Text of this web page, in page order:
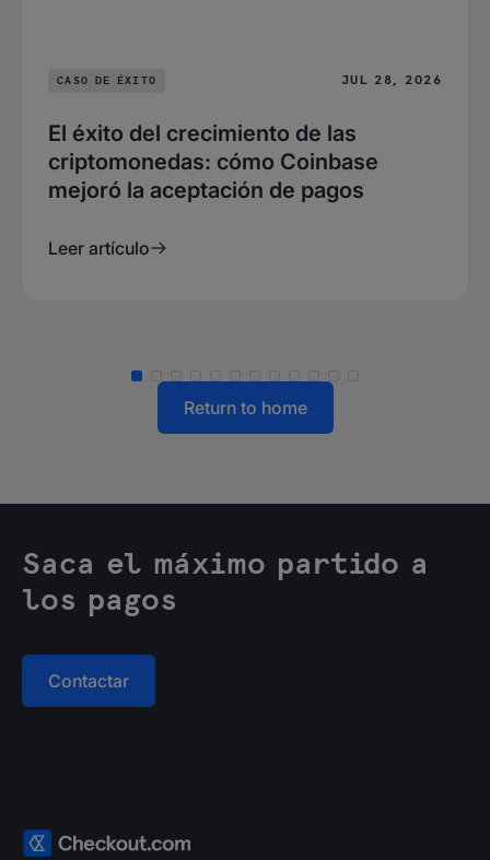
CASO DE ÉXITO JUL 28, 2026
El éxito del crecimiento de las
criptomonedas: cómo Coinbase
mejoró la aceptación de pagos
Leer artículo
Return to home
Saca el máximo partido a
los pagos
Contactar